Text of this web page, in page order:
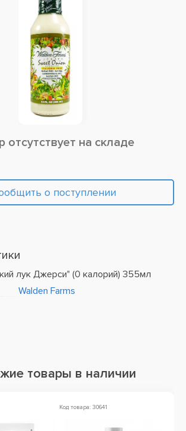
отсутствует на складе
о поступлении
лук Джерси" (0 калорий) 355мл
Walden Farms
товары в наличии
Код товара: 30641